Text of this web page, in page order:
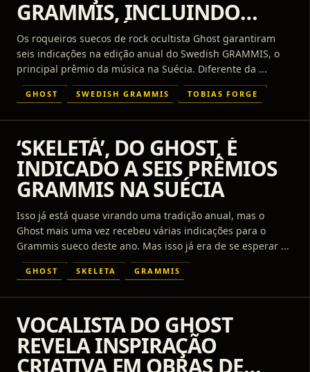
GRAMMIS, INCLUINDO
ARTISTA E ÁLBUM DO ANO
Os roqueiros suecos de rock ocultista Ghost garantiram
seis indicações na edição anual do Swedish GRAMMIS, o
principal prêmio da música na Suécia. Diferente da ...
GHOST SWEDISH GRAMMIS TOBIAS FORGE
‘SKELETÁ’, DO GHOST, É
INDICADO A SEIS PRÊMIOS
GRAMMIS NA SUÉCIA
Isso já está quase virando uma tradição anual, mas o
Ghost mais uma vez recebeu várias indicações para o
Grammis sueco deste ano. Mas isso já era de se esperar ...
GHOST SKELETA GRAMMIS
VOCALISTA DO GHOST
REVELA INSPIRAÇÃO